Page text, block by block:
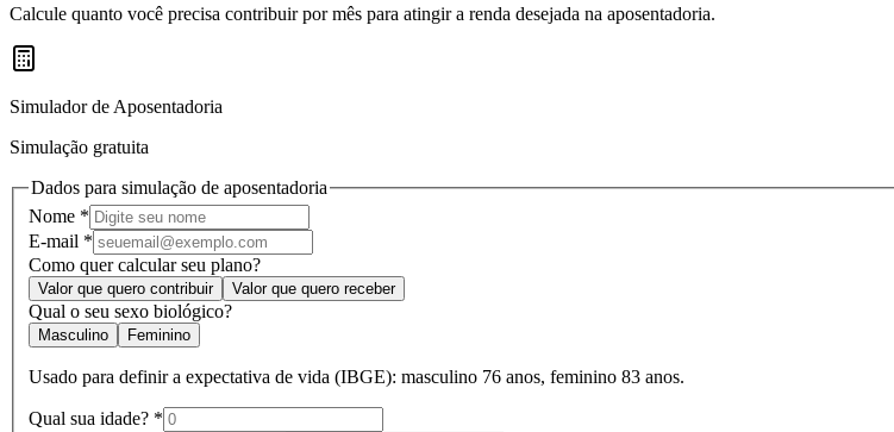
Calcule quanto você precisa contribuir por mês para atingir a renda desejada na aposentadoria.
Simulador de Aposentadoria
Simulação gratuita
Dados para simulação de aposentadoria
Nome *
E-mail *
Como quer calcular seu plano?
Valor que quero contribuir Valor que quero receber
Qual o seu sexo biológico?
Masculino Feminino
Usado para definir a expectativa de vida (IBGE): masculino 76 anos, feminino 83 anos.
Qual sua idade? *